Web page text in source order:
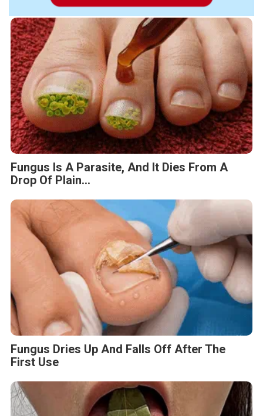
Fungus Is A Parasite, And It Dies From A
Drop Of Plain...
Fungus Dries Up And Falls Off After The
First Use